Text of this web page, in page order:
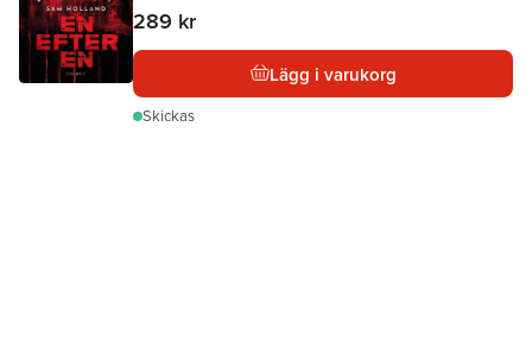
289 kr
Lägg i varukorg
Skickas